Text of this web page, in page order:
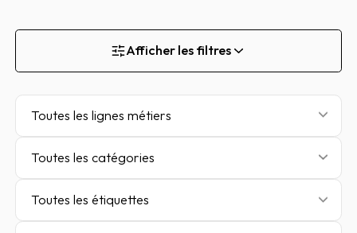
Afficher les filtres
Toutes les lignes métiers
Toutes les catégories
Toutes les étiquettes